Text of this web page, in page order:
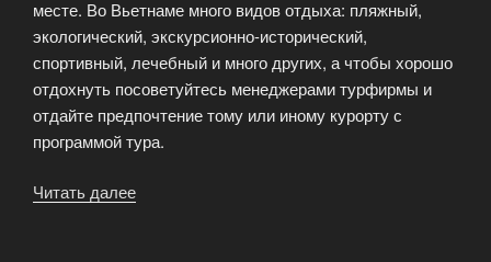
месте. Во Вьетнаме много видов отдыха: пляжный,
экологический, экскурсионно-исторический,
спортивный, лечебный и много других, а чтобы хорошо
отдохнуть посоветуйтесь менеджерами турфирмы и
отдайте предпочтение тому или иному курорту с
программой тура.
Читать далее